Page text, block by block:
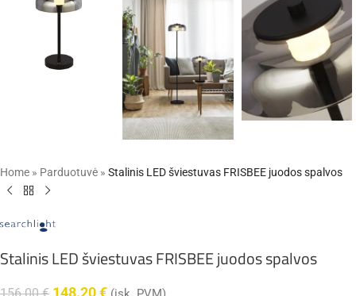
Home » Parduotuvė » Stalinis LED šviestuvas FRISBEE juodos spalvos
Stalinis LED šviestuvas FRISBEE juodos spalvos
148.20€